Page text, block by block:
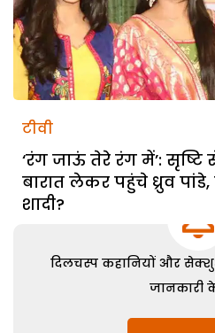
टीवी
‘रंग जाऊं तेरे रंग में’:
बारात लेकर पहुंचे ध्रुव पांडे,
शादी?
दिलचस्प कहानियों और
जानकारी